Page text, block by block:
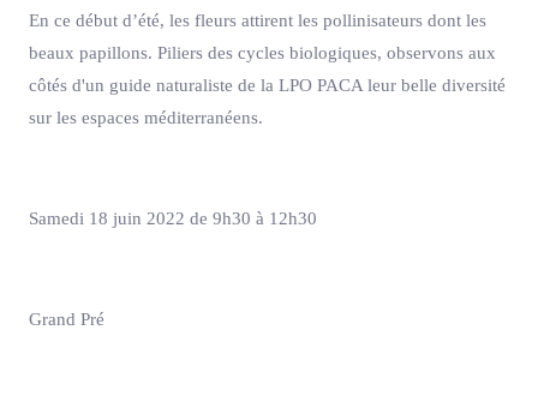
En ce début d’été, les fleurs attirent les pollinisateurs dont les
beaux papillons. Piliers des cycles biologiques, observons aux
côtés d'un guide naturaliste de la LPO PACA leur belle diversité
sur les espaces méditerranéens.
Samedi 18 juin 2022 de 9h30 à 12h30
Grand Pré